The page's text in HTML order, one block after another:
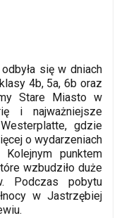
się w dniach
4b, 5a, 6b oraz
Stare Miasto w
i najważniejsze
gdzie
o wydarzeniach
punktem
wzbudziło duże
Podczas pobytu
w Jastrzębiej